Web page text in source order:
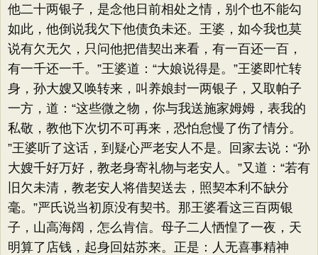
他二十两银子，是念他日前相处之情，别个也不能勾
如此，他倒说我欠下他债负未还。王婆，如今我也莫
说有欠无欠，只问他把借契出来看，有一百还一百，
有一千还一千。​”王婆道：​“大娘说得是。​”王婆即忙转
身，孙大嫂又唤转来，叫养娘封一两银子，又取帕子
一方，道：​“这些微之物，你与我送施家姆姆，表我的
私敬，教他下次切不可再来，恐怕怠慢了伤了情分。​
”王婆听了这话，到疑心严老安人不是。回家去说：​“孙
大嫂千好万好，教老身寄礼物与老安人。​”又道：​“若有
旧欠未清，教老安人将借契送去，照契本利不缺分
毫。​”严氏说当初原没有契书。那王婆看这三百两银
子，山高海阔，怎么肯信。母子二人恓惶了一夜，天
明算了店钱，起身回姑苏来。正是：人无喜事精神